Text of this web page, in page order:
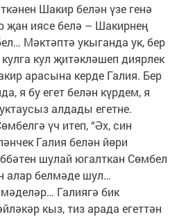
Шакир белән үзе генә
җан иясе белә – Шакирнең
Мәктәптә укыганда ук, бер
кул җитәкләшеп диярлек
арасына керде Галия. Бер
я бу егет белән күрдем, я
алдады егетне.
үч итеп, “Әх, син
Галия белән йөри
шулай югалткан Сөмбел
алар белмәде шул…
Галиягә бик
кыз, тиз арада егеттән